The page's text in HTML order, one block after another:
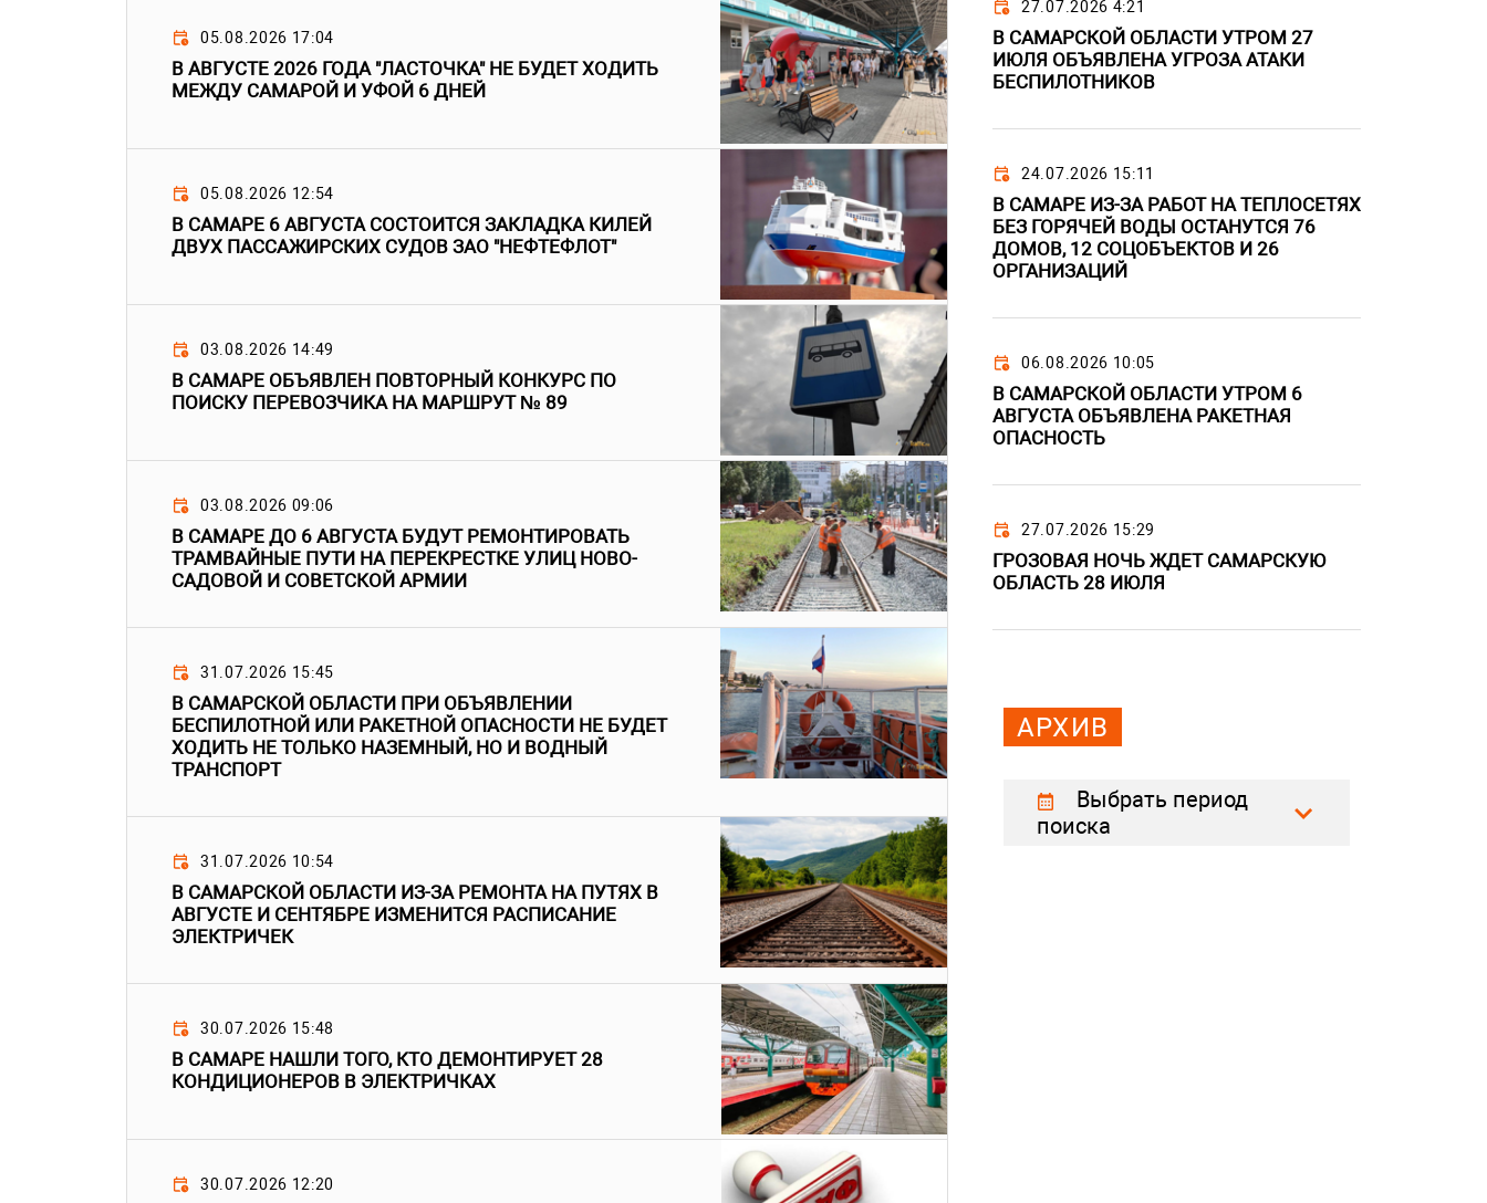
05.08.2026 17:04
В АВГУСТЕ 2026 ГОДА "ЛАСТОЧКА" НЕ БУДЕТ ХОДИТЬ
МЕЖДУ САМАРОЙ И УФОЙ 6 ДНЕЙ
05.08.2026 12:54
В САМАРЕ 6 АВГУСТА СОСТОИТСЯ ЗАКЛАДКА КИЛЕЙ
ДВУХ ПАССАЖИРСКИХ СУДОВ ЗАО "НЕФТЕФЛОТ"
03.08.2026 14:49
В САМАРЕ ОБЪЯВЛЕН ПОВТОРНЫЙ КОНКУРС ПО
ПОИСКУ ПЕРЕВОЗЧИКА НА МАРШРУТ № 89
03.08.2026 09:06
В САМАРЕ ДО 6 АВГУСТА БУДУТ РЕМОНТИРОВАТЬ
ТРАМВАЙНЫЕ ПУТИ НА ПЕРЕКРЕСТКЕ УЛИЦ НОВО-
САДОВОЙ И СОВЕТСКОЙ АРМИИ
31.07.2026 15:45
В САМАРСКОЙ ОБЛАСТИ ПРИ ОБЪЯВЛЕНИИ
БЕСПИЛОТНОЙ ИЛИ РАКЕТНОЙ ОПАСНОСТИ НЕ БУДЕТ
ХОДИТЬ НЕ ТОЛЬКО НАЗЕМНЫЙ, НО И ВОДНЫЙ
ТРАНСПОРТ
31.07.2026 10:54
В САМАРСКОЙ ОБЛАСТИ ИЗ-ЗА РЕМОНТА НА ПУТЯХ В
АВГУСТЕ И СЕНТЯБРЕ ИЗМЕНИТСЯ РАСПИСАНИЕ
ЭЛЕКТРИЧЕК
30.07.2026 15:48
В САМАРЕ НАШЛИ ТОГО, КТО ДЕМОНТИРУЕТ 28
КОНДИЦИОНЕРОВ В ЭЛЕКТРИЧКАХ
30.07.2026 12:20
27.07.2026 4:21
В САМАРСКОЙ ОБЛАСТИ УТРОМ 27
ИЮЛЯ ОБЪЯВЛЕНА УГРОЗА АТАКИ
БЕСПИЛОТНИКОВ
24.07.2026 15:11
В САМАРЕ ИЗ-ЗА РАБОТ НА ТЕПЛОСЕТЯХ
БЕЗ ГОРЯЧЕЙ ВОДЫ ОСТАНУТСЯ 76
ДОМОВ, 12 СОЦОБЪЕКТОВ И 26
ОРГАНИЗАЦИЙ
06.08.2026 10:05
В САМАРСКОЙ ОБЛАСТИ УТРОМ 6
АВГУСТА ОБЪЯВЛЕНА РАКЕТНАЯ
ОПАСНОСТЬ
27.07.2026 15:29
ГРОЗОВАЯ НОЧЬ ЖДЕТ САМАРСКУЮ
ОБЛАСТЬ 28 ИЮЛЯ
АРХИВ
Выбрать период
поиска